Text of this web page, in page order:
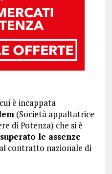
è incappata
(Società appaltatrice
di Potenza) che si è
superato le assenze
contratto nazionale di